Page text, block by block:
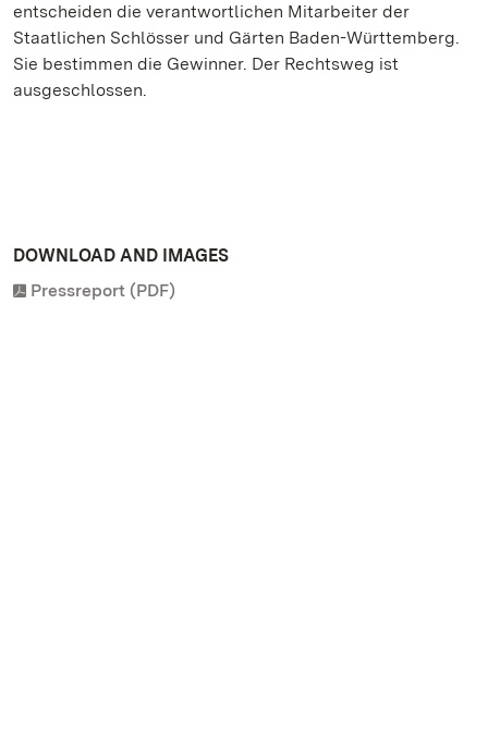
entscheiden die verantwortlichen Mitarbeiter der
Staatlichen Schlösser und Gärten Baden-Württemberg.
Sie bestimmen die Gewinner. Der Rechtsweg ist
ausgeschlossen.
DOWNLOAD AND IMAGES
Pressreport (PDF)